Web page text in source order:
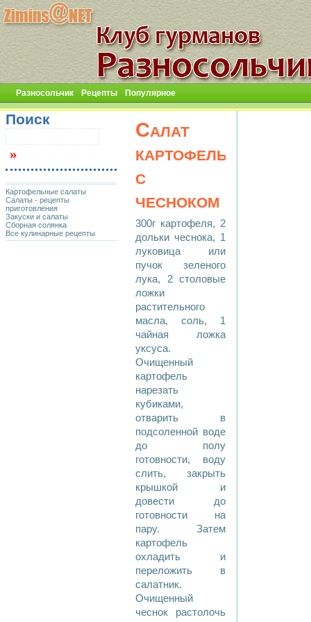
Разносольчик Рецепты Популярное
Салат
картофельный
с
чесноком
300г картофеля, 2
дольки чеснока, 1
луковица или
пучок зеленого
лука, 2 столовые
ложки
растительного
масла, соль, 1
чайная ложка
уксуса.
Очищенный
картофель
нарезать
кубиками,
отварить в
подсоленной воде
до полу
готовности, воду
слить, закрыть
крышкой и
довести до
готовности на
пару. Затем
картофель
охладить и
переложить в
салатник.
Очищенный
чеснок растолочь
Поиск
Картофельные салаты
Салаты - рецепты
приготовления
Закуски и салаты
Сборная солянка
Все кулинарные рецепты